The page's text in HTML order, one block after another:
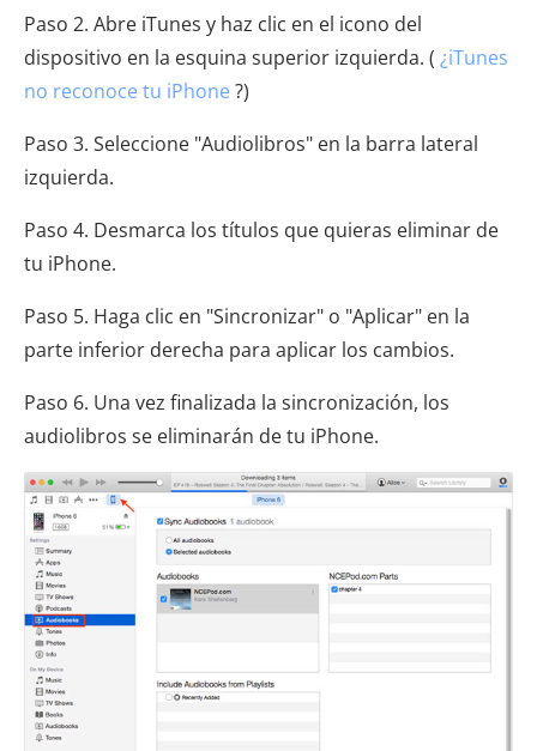
Paso 2. Abre iTunes y haz clic en el icono del
dispositivo en la esquina superior izquierda. ( ¿iTunes
no reconoce tu iPhone ?)
Paso 3. Seleccione "Audiolibros" en la barra lateral
izquierda.
Paso 4. Desmarca los títulos que quieras eliminar de
tu iPhone.
Paso 5. Haga clic en "Sincronizar" o "Aplicar" en la
parte inferior derecha para aplicar los cambios.
Paso 6. Una vez finalizada la sincronización, los
audiolibros se eliminarán de tu iPhone.